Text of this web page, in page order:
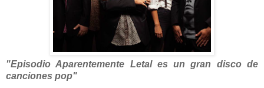
"Episodio Aparentemente Letal es un gran disco de
canciones pop"